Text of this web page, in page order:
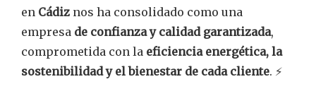
en Cádiz nos ha consolidado como una
empresa de confianza y calidad garantizada,
comprometida con la eficiencia energética, la
sostenibilidad y el bienestar de cada cliente. ⚡